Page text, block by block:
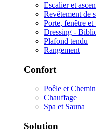
Escalier et
Revêtement de
Porte, fenêtre et
Dressing -
Plafond tendu
Rangement
Confort
Poêle et
Chauffage
Spa et Sauna
Solution